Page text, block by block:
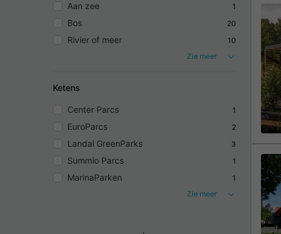
Aan zee 1
Bos 20
Rivier of meer
10
Zie meer
Ketens
Center Parcs 1
EuroParcs 2
Landal GreenParks 3
Summio Parcs 1
MarinaParken
1
Zie meer